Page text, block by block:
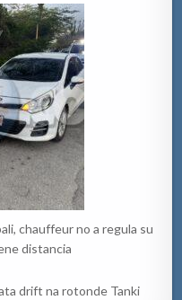
chauffeur no a regula su
distancia
drift na rotonde Tanki